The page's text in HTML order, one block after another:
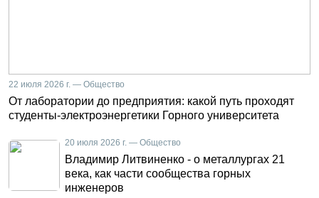
22 июля 2026 г. — Общество
От лаборатории до предприятия: какой путь проходят
студенты-электроэнергетики Горного университета
20 июля 2026 г. — Общество
Владимир Литвиненко - о металлургах 21
века, как части сообщества горных
инженеров